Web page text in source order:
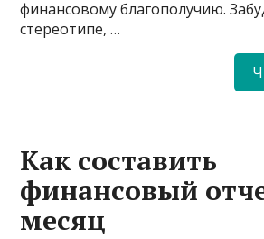
финансовому благополучию.
стереотипе, …
Как составить
финансовый
месяц